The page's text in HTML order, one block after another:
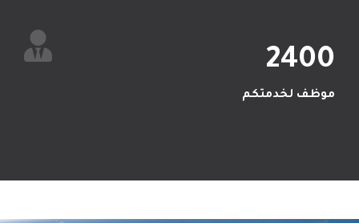
2400
موظف لخدمتكم